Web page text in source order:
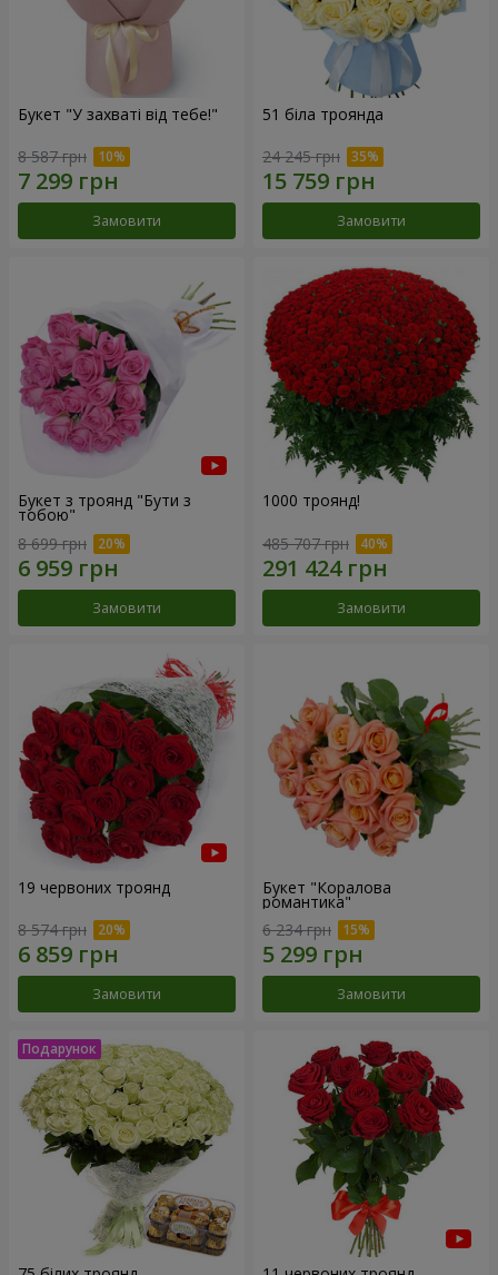
Букет "У захваті від тебе!"
8 587 грн
Замовити
51 біла троянда
24 245 грн
Замовити
Букет з троянд "Бути з
тобою"
8 699 грн
Замовити
1000 троянд!
485 707 грн
Замовити
19 червоних троянд
8 574 грн
Замовити
Букет "Коралова
романтика"
6 234 грн
Замовити